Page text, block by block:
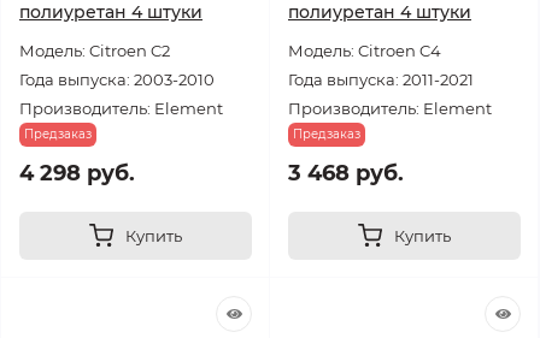
полиуретан 4 штуки
Модель: Citroen C2
Года выпуска: 2003-2010
Производитель: Element
Предзаказ
4 298 руб.
Купить
полиуретан 4 штуки
Модель: Citroen C4
Года выпуска: 2011-2021
Производитель: Element
Предзаказ
3 468 руб.
Купить